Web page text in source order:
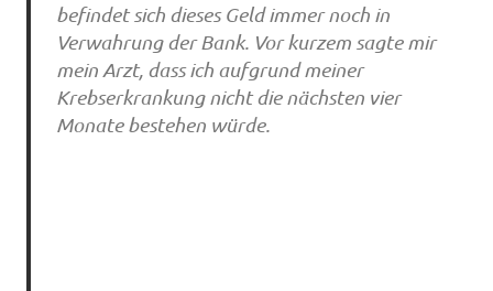
befindet sich dieses Geld immer noch in
Verwahrung der Bank. Vor kurzem sagte mir
mein Arzt, dass ich aufgrund meiner
Krebserkrankung nicht die nächsten vier
Monate bestehen würde.